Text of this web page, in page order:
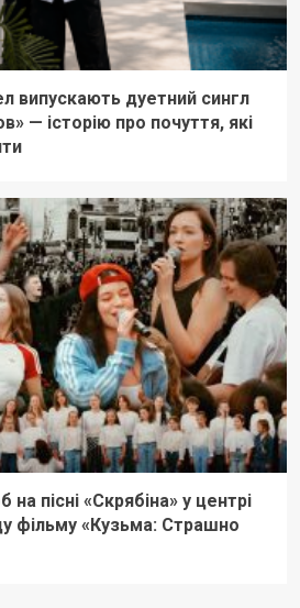
випускають дуетний сингл
— історію про почуття, які
пісні «Скрябіна» у центрі
фільму «Кузьма: Страшно